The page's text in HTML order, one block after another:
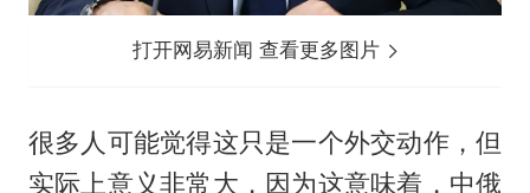
打开网易新闻 查看更多图片
很多人可能觉得这只是一个外交动作，但
实际上意义非常大，因为这意味着，中俄